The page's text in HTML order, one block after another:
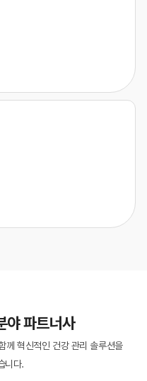
야 파트너사
께 혁신적인 건강 관리 솔루션을
니다.